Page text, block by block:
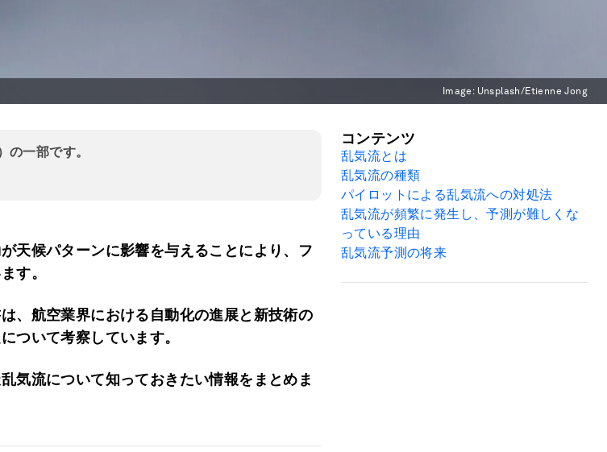
Image: Unsplash/Etienne Jong
の一部です。
天候パターンに影響を与えることにより、フ
す。
、航空業界における自動化の進展と新技術の
ついて考察しています。
気流について知っておきたい情報をまとめま
コンテンツ
乱気流とは
乱気流の種類
パイロットによる乱気流への対処法
乱気流が頻繁に発生し、予測が難しくな
っている理由
乱気流予測の将来